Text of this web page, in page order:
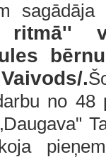
ritmā''
.
no